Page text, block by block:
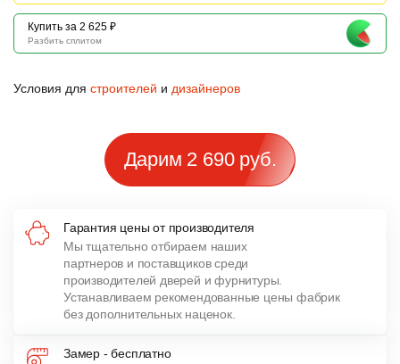
Купить за 2 625 ₽
Разбить сплитом
Условия для строителей и дизайнеров
Дарим 2 690 руб.
Гарантия цены от производителя
Мы тщательно отбираем наших
партнеров и поставщиков среди
производителей дверей и фурнитуры.
Устанавливаем рекомендованные цены фабрик
без дополнительных наценок.
Замер - бесплатно